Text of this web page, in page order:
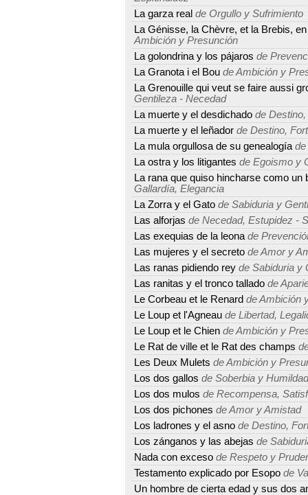
La garza real de Orgullo y Sufrimiento
La Génisse, la Chèvre, et la Brebis,
Ambición y Presunción
La golondrina y los pájaros de
La Granota i el Bou de Ambición y
La Grenouille qui veut se faire aussi
Gentileza - Necedad
La muerte y el desdichado de
La muerte y el leñador de Destino,
La mula orgullosa de su genealogía de
La ostra y los litigantes de Egoismo y
La rana que quiso hincharse como un
Gallardía, Elegancia
La Zorra y el Gato de Sabiduria y
Las alforjas de Necedad, Estupidez -
Las exequias de la leona de
Las mujeres y el secreto de Amor y
Las ranas pidiendo rey de Sabiduria y
Las ranitas y el tronco tallado de
Le Corbeau et le Renard de Ambición
Le Loup et l'Agneau de Libertad,
Le Loup et le Chien de Ambición y
Le Rat de ville et le Rat des champs
Les Deux Mulets de Ambición y
Los dos gallos de Soberbia y Humildad
Los dos mulos de Recompensa,
Los dos pichones de Amor y Amistad
Los ladrones y el asno de Destino,
Los zánganos y las abejas de
Nada con exceso de Respeto y
Testamento explicado por Esopo de
Un hombre de cierta edad y sus dos